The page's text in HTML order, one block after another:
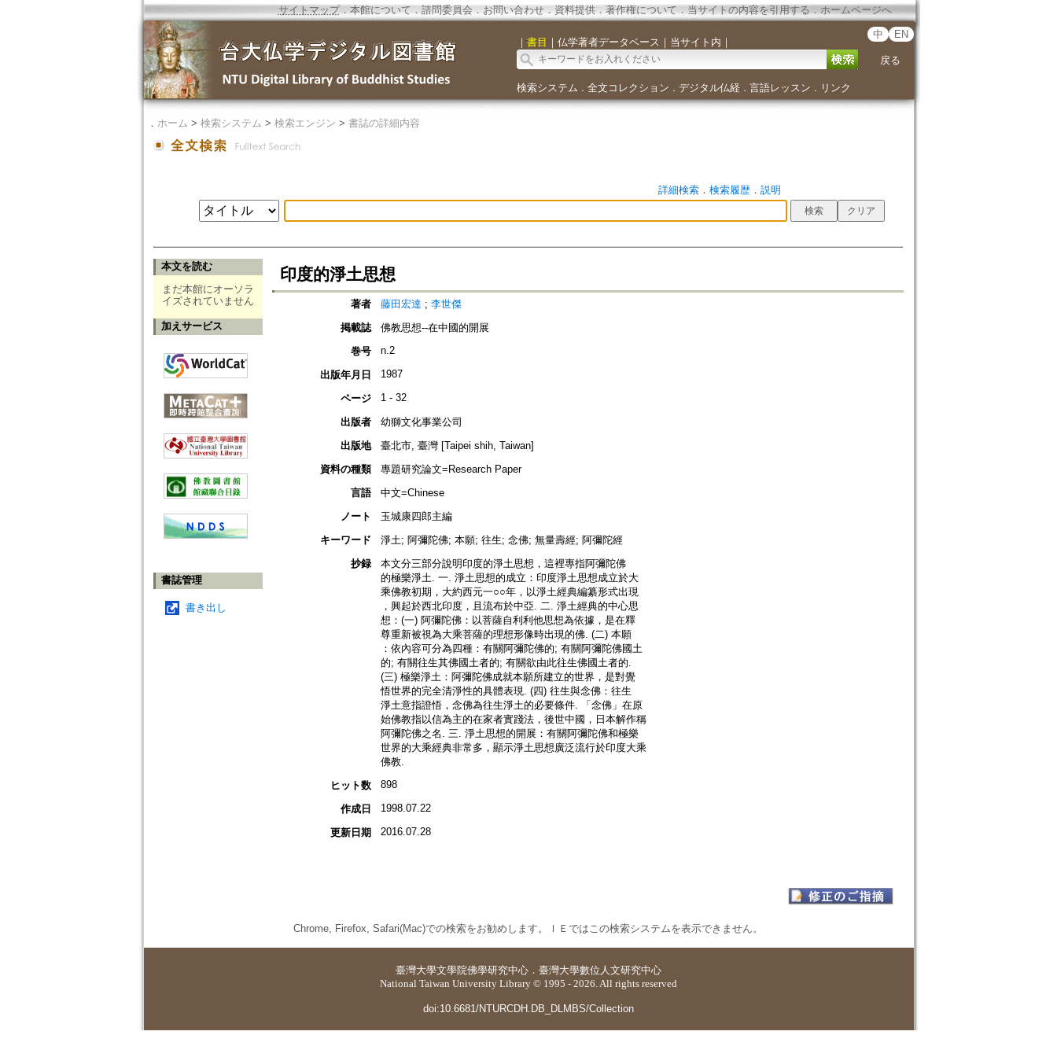
サイトマップ．本館について ． 諮問委員会． お問い合わせ． 資料提供． 著作権について．当サイトの内容を引用する ． ホームページへ
｜ 書目 ｜ 仏学著者データベース ｜ 当サイト内 ｜
中 EN
戻る
検索システム ． 全文コレクション ． デジタル仏経． 言語レッスン ． リンク
． ホーム > 検索システム > 検索エンジン > 書誌の詳細内容
詳細検索． 検索履歴． 説明
本文を読む
まだ本館にオーソラ
イズされていません
加えサービス
書誌管理
書き出し
印度的淨土思想
著者 藤田宏達 ; 李世傑
掲載誌
佛教思想--在中國的開展
巻号
n.2
出版年月日 1987
ページ 1 - 32
出版者
幼獅文化事業公司
出版地
臺北市, 臺灣 [Taipei shih, Taiwan]
資料の種類
專題研究論文=Research Paper
言語
中文=Chinese
ノート
玉城康四郎主編
キーワード
淨土; 阿彌陀佛; 本願; 往生; 念佛; 無量壽經; 阿彌陀經
抄録
本文分三部分說明印度的淨土思想，這裡專指阿彌陀佛
的極樂淨土. 一. 淨土思想的成立：印度淨土思想成立於大
乘佛教初期，大約西元一○○年，以淨土經典編纂形式出現
，興起於西北印度，且流布於中亞. 二. 淨土經典的中心思
想：(一) 阿彌陀佛：以菩薩自利利他思想為依據，是在釋
尊重新被視為大乘菩薩的理想形像時出現的佛. (二) 本願
：依內容可分為四種：有關阿彌陀佛的; 有關阿彌陀佛國土
的; 有關往生其佛國土者的; 有關欲由此往生佛國土者的.
(三) 極樂淨土：阿彌陀佛成就本願所建立的世界，是對覺
悟世界的完全清淨性的具體表現. (四) 往生與念佛：往生
淨土意指證悟，念佛為往生淨土的必要條件. 「念佛」在原
始佛教指以信為主的在家者實踐法，後世中國，日本解作稱
阿彌陀佛之名. 三. 淨土思想的開展：有關阿彌陀佛和極樂
世界的大乘經典非常多，顯示淨土思想廣泛流行於印度大乘
佛教.
ヒット数
898
作成日 1998.07.22
更新日期 2016.07.28
Chrome, Firefox, Safari(Mac)での検索をお勧めします。ＩＥではこの検索システムを表示できません。
臺灣大學文學院佛學研究中心 ． 臺灣大學數位人文研究中心
National Taiwan University Library © 1995 - 2026. All rights reserved
doi:10.6681/NTURCDH.DB_DLMBS/Collection